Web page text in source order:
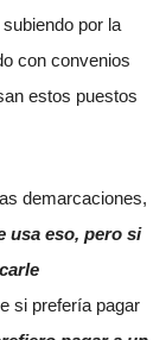
por la
con convenios
estos puestos
demarcaciones,
usa eso, pero si
si prefería pagar